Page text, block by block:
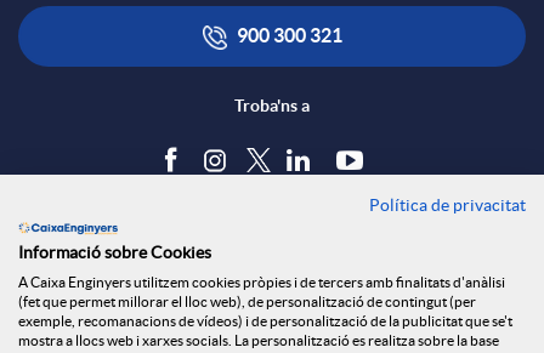
900 300 321
Troba'ns a
Política de cookies
Avís legal
Política de privacitat
Informació sobre Cookies
A Caixa Enginyers utilitzem cookies pròpies i de tercers amb finalitats d'anàlisi
(fet que permet millorar el lloc web), de personalització de contingut (per
exemple, recomanacions de vídeos) i de personalització de la publicitat que se't
mostra a llocs web i xarxes socials. La personalització es realitza sobre la base